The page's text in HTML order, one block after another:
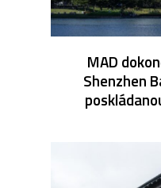
MAD
Shenzhen